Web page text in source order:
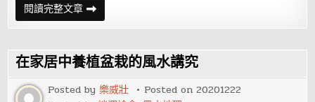
閱讀完整文章提
防
家
風
水
對
主
人
的
在家居中養植盆栽的風水講究
Posted by樂威壯 Posted on20201222